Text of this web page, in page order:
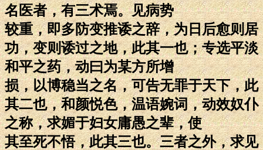
名医者，有三术焉。见病势
较重，即多防变推诿之辞，为日后愈则居
功，变则诿过之地，此其一也；专选平淡
和平之药，动曰为某方所增
损，以博稳当之名，可告无罪于天下，此
其二也，和颜悦色，温语婉词，动效奴仆
之称，求媚于妇女庸愚之辈，使
其至死不悟，此其三也。三者之外，求见